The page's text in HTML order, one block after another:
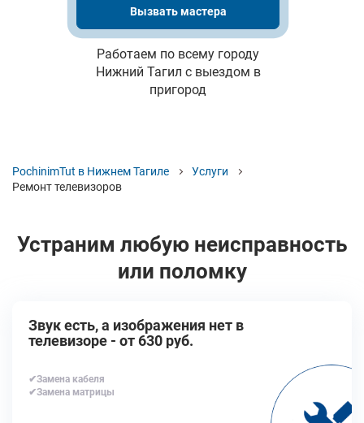
Вызвать мастера
Работаем по всему городу
Нижний Тагил с выездом в
пригород
PochinimTut в Нижнем Тагиле
Услуги
Ремонт телевизоров
Устраним любую неисправность
или поломку
Звук есть, а изображения нет в
телевизоре - от 630 руб.
✔Замена кабеля
✔Замена матрицы